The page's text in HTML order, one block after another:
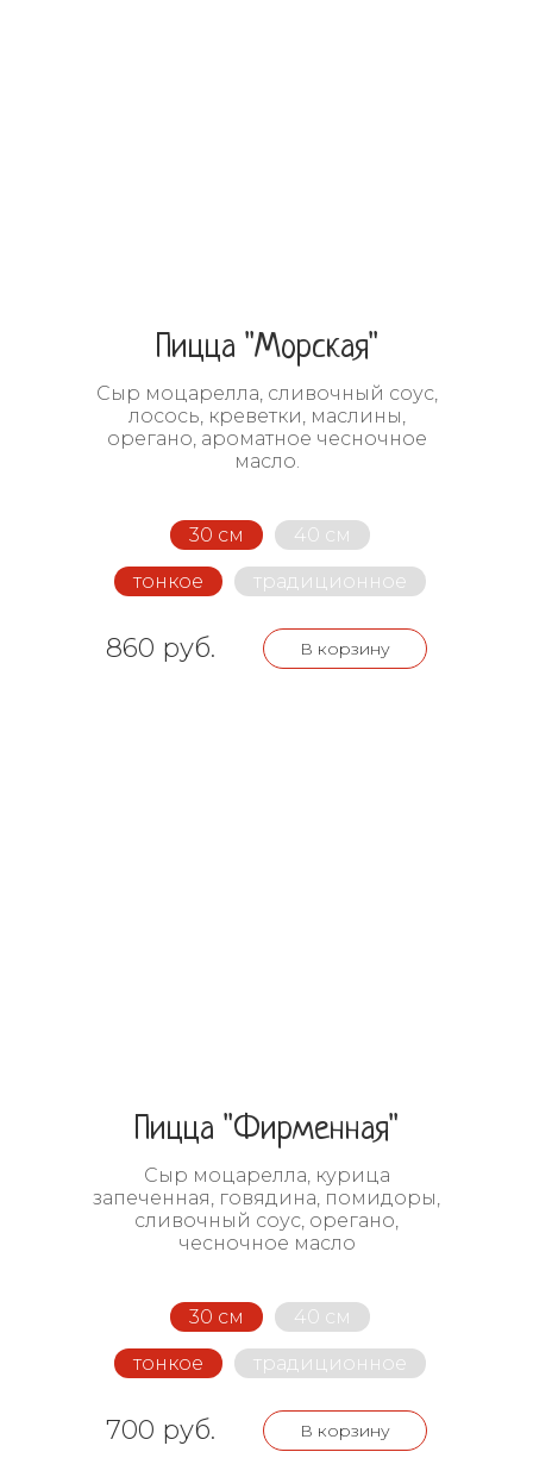
Пицца "Морская"
Сыр моцарелла, сливочный соус,
лосось, креветки, маслины,
орегано, ароматное чесночное
масло.
30 см 40 см
тонкое традиционное
860 руб. В корзину
Пицца "Фирменная"
Сыр моцарелла, курица
запеченная, говядина, помидоры,
сливочный соус, орегано,
чесночное масло
30 см 40 см
тонкое традиционное
700 руб. В корзину